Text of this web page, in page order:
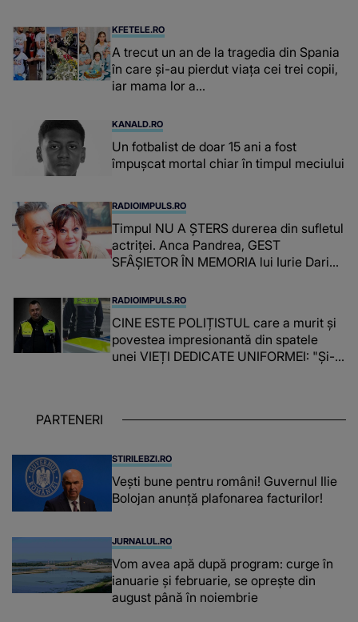
suspecți
KFETELE.RO
A trecut un an de la tragedia din Spania
în care și-au pierdut viața cei trei copii,
iar mama lor a…
KANALD.RO
Un fotbalist de doar 15 ani a fost
împușcat mortal chiar în timpul meciului
RADIOIMPULS.RO
Timpul NU A ȘTERS durerea din sufletul
actriței. Anca Pandrea, GEST
SFÂȘIETOR ÎN MEMORIA lui Iurie Darie:
timpul parcă..."
RADIOIMPULS.RO
CINE ESTE POLIȚISTUL care a murit și
povestea impresionantă din spatele
unei VIEȚI DEDICATE UNIFORMEI: "Și-a
PARTENERI
STIRILEBZI.RO
Vești bune pentru români! Guvernul Ilie
Bolojan anunță plafonarea facturilor!
JURNALUL.RO
Vom avea apă după program: curge în
ianuarie și februarie, se oprește din
august până în noiembrie